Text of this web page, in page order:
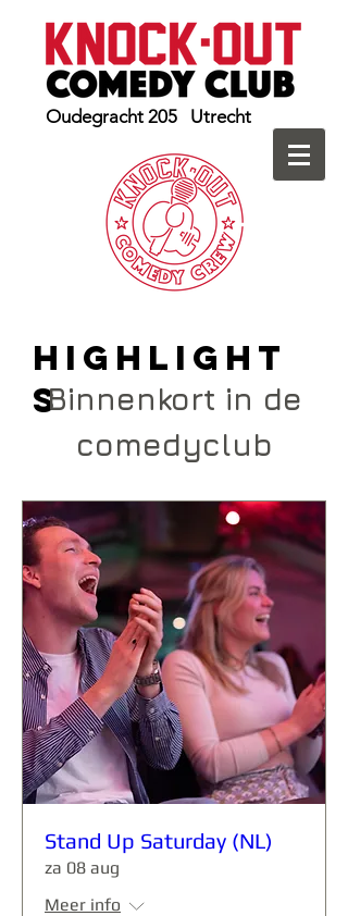
Oudegracht 205 Utrecht
HIGHLIGHT
SBinnenkort in de
comedyclub
Stand Up Saturday (NL)
za 08 aug
Meer info